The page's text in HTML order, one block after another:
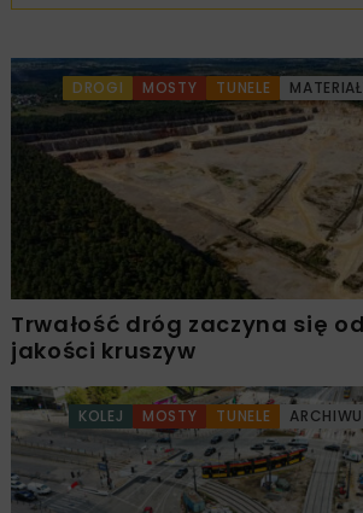
DROGI MOSTY TUNELE
Trwałość dróg zaczyna się
jakości kruszyw
KOLEJ MOSTY TUNELE